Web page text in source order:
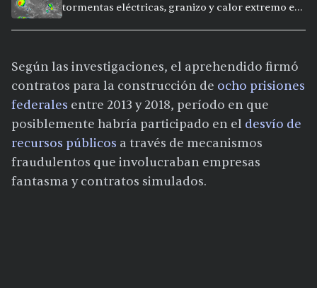
tormentas eléctricas, granizo y calor extremo en
Según las investigaciones, el aprehendido firmó
contratos para la construcción de ocho prisiones
federales entre 2013 y 2018, período en que
posiblemente habría participado en el desvío de
recursos públicos a través de mecanismos
fraudulentos que involucraban empresas
fantasma y contratos simulados.